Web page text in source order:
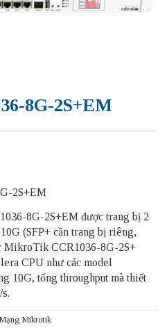
8G-2S+EM
2S+EM
8G-2S+EM được trang bị 2
(SFP+ cần trang bị riêng,
MikroTik CCR1036-8G-2S+
CPU như các model
10G, tổng throughput mà thiết
Mikrotik